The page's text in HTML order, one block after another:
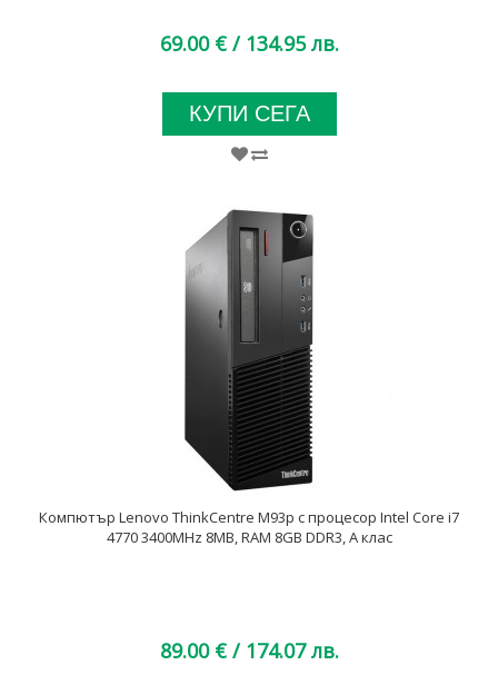
69.00 € / 134.95 лв.
КУПИ СЕГА
Компютър Lenovo ThinkCentre M93p с процесор Intel Core i7
4770 3400MHz 8MB, RAM 8GB DDR3, A клас
89.00 € / 174.07 лв.